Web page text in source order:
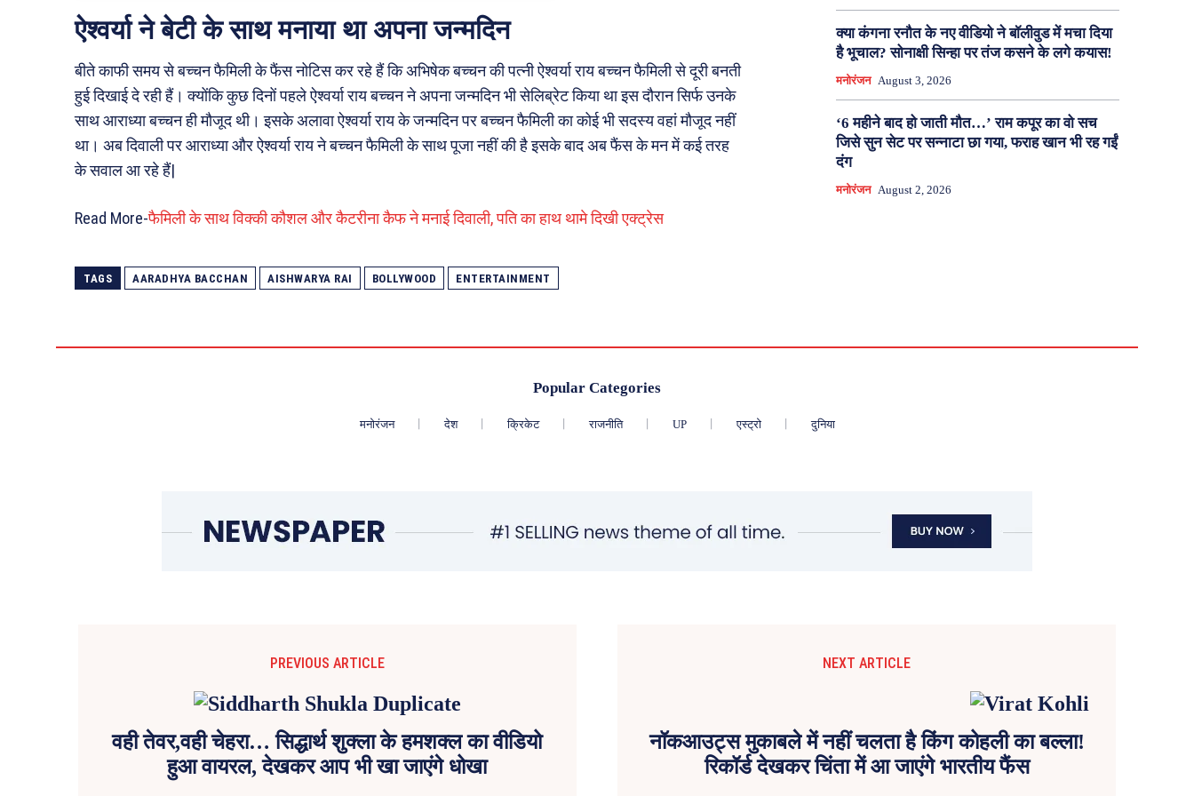
ऐश्वर्या ने बेटी के साथ मनाया था अपना जन्मदिन
बीते काफी समय से बच्चन फैमिली के फैंस नोटिस कर रहे हैं कि अभिषेक बच्चन की पत्नी ऐश्वर्या राय बच्चन फैमिली से दूरी बनती
हुई दिखाई दे रही हैं। क्योंकि कुछ दिनों पहले ऐश्वर्या राय बच्चन ने अपना जन्मदिन भी सेलिब्रेट किया था इस दौरान सिर्फ उनके
साथ आराध्या बच्चन ही मौजूद थी। इसके अलावा ऐश्वर्या राय के जन्मदिन पर बच्चन फैमिली का कोई भी सदस्य वहां मौजूद नहीं
था। अब दिवाली पर आराध्या और ऐश्वर्या राय ने बच्चन फैमिली के साथ पूजा नहीं की है इसके बाद अब फैंस के मन में कई तरह
के सवाल आ रहे हैं|
Read More-फैमिली के साथ विक्की कौशल और कैटरीना कैफ ने मनाई दिवाली, पति का हाथ थामे दिखी एक्ट्रेस
TAGS AARADHYA BACCHAN AISHWARYA RAI BOLLYWOOD ENTERTAINMENT
क्या कंगना रनौत के नए वीडियो ने बॉलीवुड में मचा दिया
है भूचाल? सोनाक्षी सिन्हा पर तंज कसने के लगे कयास!
मनोरंजन August 3, 2026
‘6 महीने बाद हो जाती मौत…’ राम कपूर का वो सच
जिसे सुन सेट पर सन्नाटा छा गया, फराह खान भी रह गईं
दंग
मनोरंजन August 2, 2026
Popular Categories
मनोरंजन देश क्रिकेट राजनीति UP एस्ट्रो दुनिया
PREVIOUS ARTICLE
वही तेवर,वही चेहरा… सिद्धार्थ शुक्ला के हमशक्ल का वीडियो
हुआ वायरल, देखकर आप भी खा जाएंगे धोखा
NEXT ARTICLE
नॉकआउट्स मुकाबले में नहीं चलता है किंग कोहली का बल्ला!
रिकॉर्ड देखकर चिंता में आ जाएंगे भारतीय फैंस